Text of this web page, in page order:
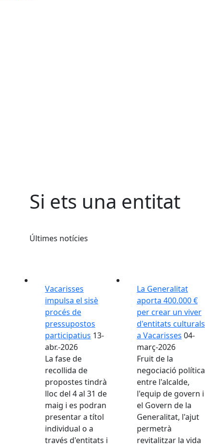
Si ets una entitat
Últimes notícies
Vacarisses
impulsa el sisè
procés de
pressupostos
participatius 13-
abr.-2026
La fase de
recollida de
propostes tindrà
lloc del 4 al 31 de
maig i es podran
presentar a títol
individual o a
través d'entitats i
La Generalitat
aporta 400.000 €
per crear un viver
d'entitats culturals
a Vacarisses 04-
març-2026
Fruit de la
negociació política
entre l'alcalde,
l'equip de govern i
el Govern de la
Generalitat, l'ajut
permetrà
revitalitzar la vida